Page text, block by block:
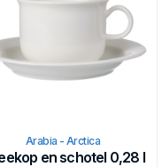
Arabia - Arctica
en schotel 0,28 l